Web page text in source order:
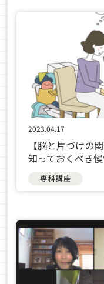
2023.04.17
【脳と片づけの
知っておくべき
専科講座